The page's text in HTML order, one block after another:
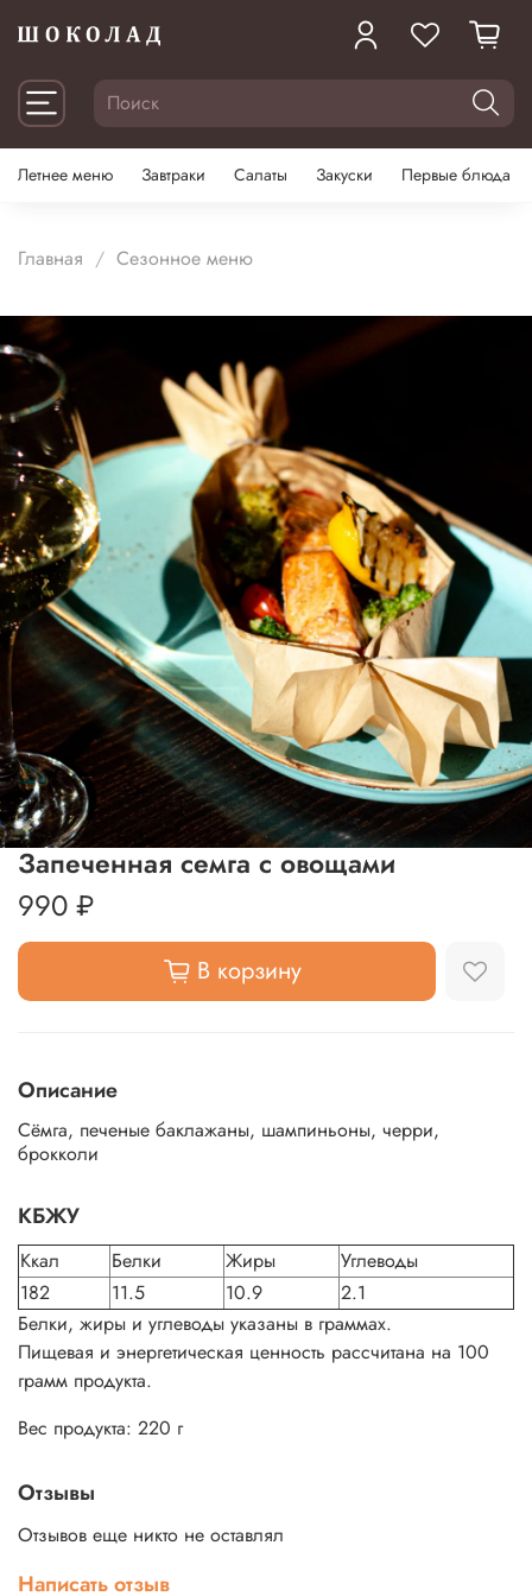
Летнее меню Завтраки Салаты Закуски Первые блюда
Главная Сезонное меню
Запеченная семга с овощами
990 ₽
В корзину
Описание
Сёмга, печеные баклажаны, шампиньоны, черри,
брокколи
КБЖУ
Ккал Белки Жиры
Углеводы
182
11.5 10.9
2.1
Белки, жиры и углеводы указаны в граммах.
Пищевая и энергетическая ценность рассчитана на 100
грамм продукта.
Вес продукта: 220 г
Отзывы
Отзывов еще никто не оставлял
Написать отзыв